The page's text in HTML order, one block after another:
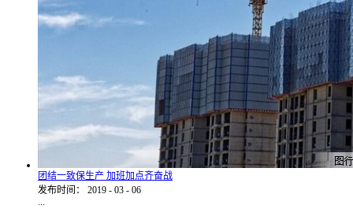
团结一致保生产 加班加点齐奋战
发布时间：
2019 - 03 - 06
...